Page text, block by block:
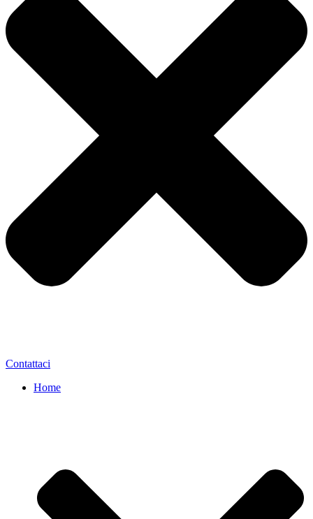
Contattaci
Home